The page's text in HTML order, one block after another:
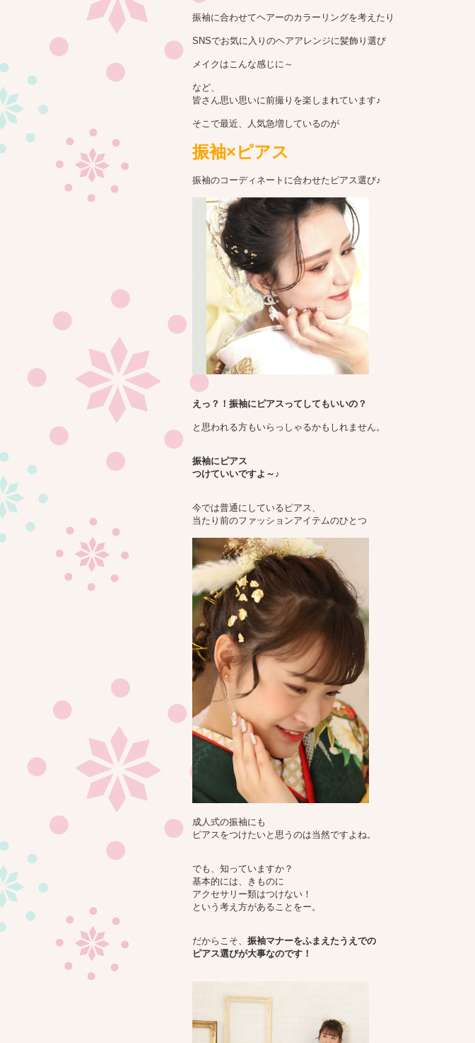
振袖に合わせてヘアーのカラーリングを考えたり
SNSでお気に入りのヘアアレンジに髪飾り選び
メイクはこんな感じに～
など、
皆さん思い思いに前撮りを楽しまれています♪
そこで最近、人気急増しているのが
振袖×ピアス
振袖のコーディネートに合わせたピアス選び♪
えっ？！振袖にピアスってしてもいいの？
と思われる方もいらっしゃるかもしれません。
振袖にピアス
つけていいですよ～♪
今では普通にしているピアス、
当たり前のファッションアイテムのひとつ
成人式の振袖にも
ピアスをつけたいと思うのは当然ですよね。
でも、知っていますか？
基本的には、きものに
アクセサリー類はつけない！
という考え方があることをー。
だからこそ、 振袖マナーをふまえたうえでの
ピアス選びが大事なのです！